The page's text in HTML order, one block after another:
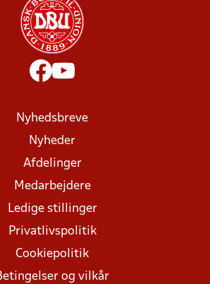
Nyhedsbreve
Nyheder
Afdelinger
Medarbejdere
Ledige stillinger
Privatlivspolitik
Cookiepolitik
og vilkår